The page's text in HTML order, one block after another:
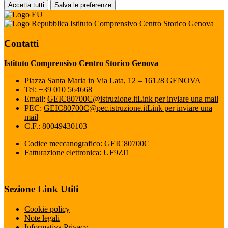
Accetta tutti Salva le preferenze
Istituto Comprensivo Centro Storico Genova
Contatti
Istituto Comprensivo Centro Storico Genova
Piazza Santa Maria in Via Lata, 12 – 16128 GENOVA
Tel: +39 010 564668
Email: GEIC80700C@istruzione.itLink per inviare una mail
PEC: GEIC80700C@pec.istruzione.itLink per inviare una
mail
C.F.: 80049430103
Codice meccanografico: GEIC80700C
Fatturazione elettronica: UF9ZI1
Sezione Link Utili
Cookie policy
Note legali